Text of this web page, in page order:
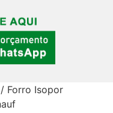
/ Forro Isopor